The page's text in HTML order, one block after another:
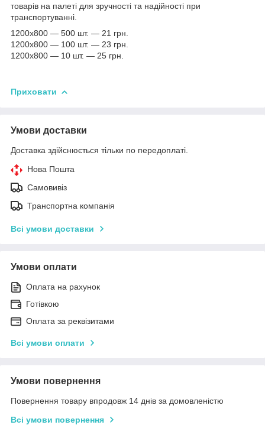
товарів на палеті для зручності та надійності при
транспортуванні.
1200x800 — 500 шт. — 21 грн.
1200x800 — 100 шт. — 23 грн.
1200x800 — 10 шт. — 25 грн.
Приховати
Умови доставки
Доставка здійснюється тільки по передоплаті.
Нова Пошта
Самовивіз
Транспортна компанія
Всі умови доставки
Умови оплати
Оплата на рахунок
Готівкою
Оплата за реквізитами
Всі умови оплати
Умови повернення
Повернення товару впродовж 14 днів за домовленістю
Всі умови повернення